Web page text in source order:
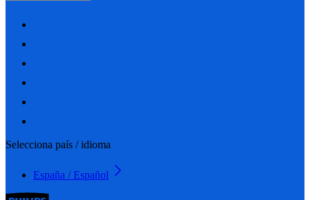
Selecciona país / idioma
España / Español